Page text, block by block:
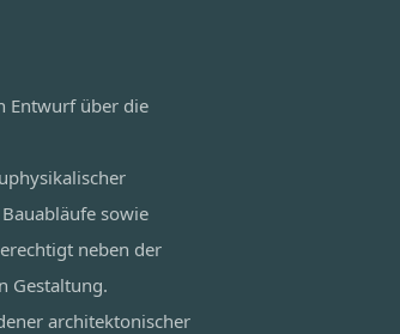
Entwurf über die
sowie
neben der
Gestaltung.
architektonischer